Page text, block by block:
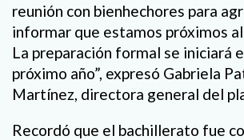
reunión con bienhechores para
informar que estamos próximos
La preparación formal se iniciará
próximo año”, expresó Gabriela
Martínez, directora general del
Recordó que el bachillerato fue